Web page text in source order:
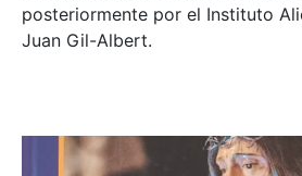
posteriormente por el Instituto
Juan Gil-Albert.